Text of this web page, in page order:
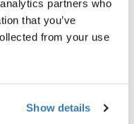
partners who
that you’ve
from your use
Show details